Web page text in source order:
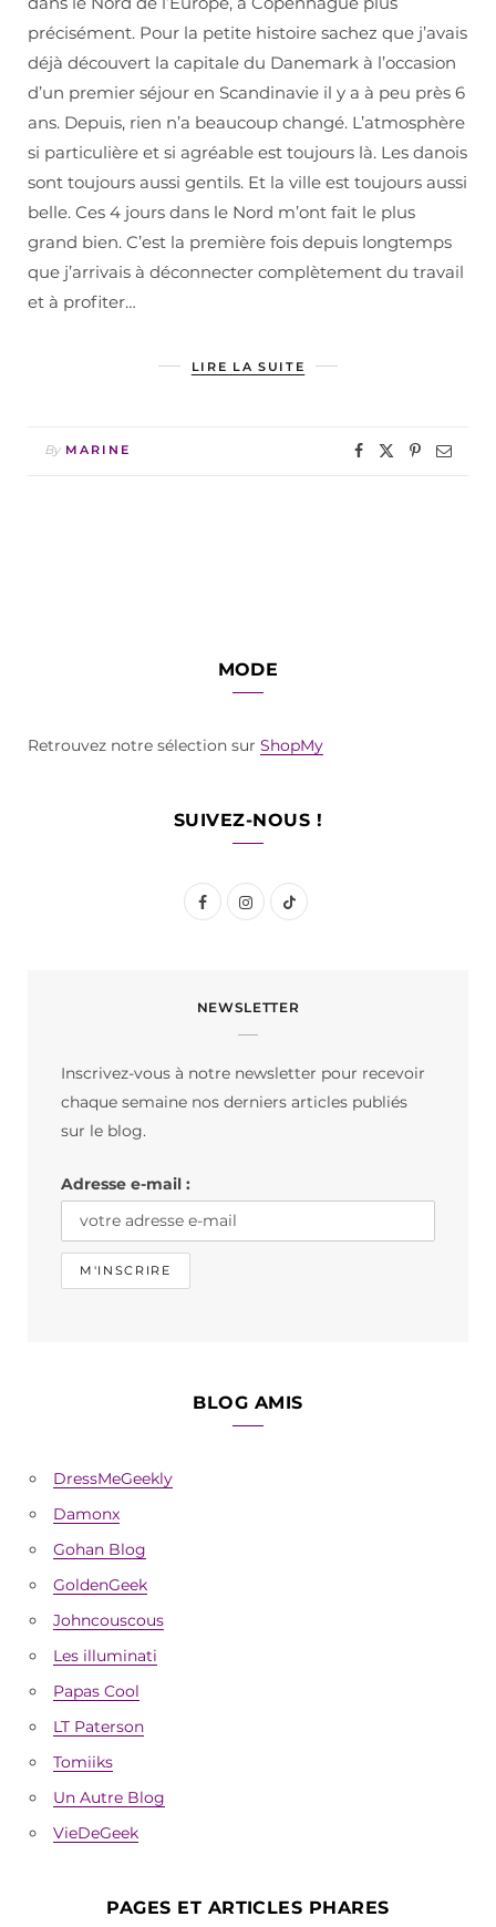
précisément. Pour la petite histoire sachez que j’avais
déjà découvert la capitale du Danemark à l’occasion
d’un premier séjour en Scandinavie il y a à peu près 6
ans. Depuis, rien n’a beaucoup changé. L’atmosphère
si particulière et si agréable est toujours là. Les danois
sont toujours aussi gentils. Et la ville est toujours aussi
belle. Ces 4 jours dans le Nord m’ont fait le plus
grand bien. C’est la première fois depuis longtemps
que j’arrivais à déconnecter complètement du travail
et à profiter…
LIRE LA SUITE
By MARINE
MODE
Retrouvez notre sélection sur ShopMy
SUIVEZ-NOUS !
F
e
I
t
m
T
T
NEWSLETTER
Inscrivez-vous à notre newsletter pour recevoir
chaque semaine nos derniers articles publiés
sur le blog.
Adresse e-mail :
BLOG AMIS
DressMeGeekly
Damonx
Gohan Blog
GoldenGeek
Johncouscous
Les illuminati
Papas Cool
LT Paterson
Tomiiks
Un Autre Blog
VieDeGeek
PAGES ET ARTICLES PHARES